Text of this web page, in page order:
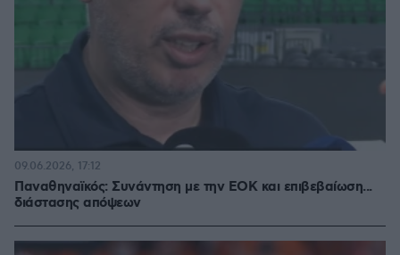
Παναθηναϊκός: Συνάντηση με την ΕΟΚ και επιβεβαίωση...
διάστασης απόψεων
09.06.2026, 17:12